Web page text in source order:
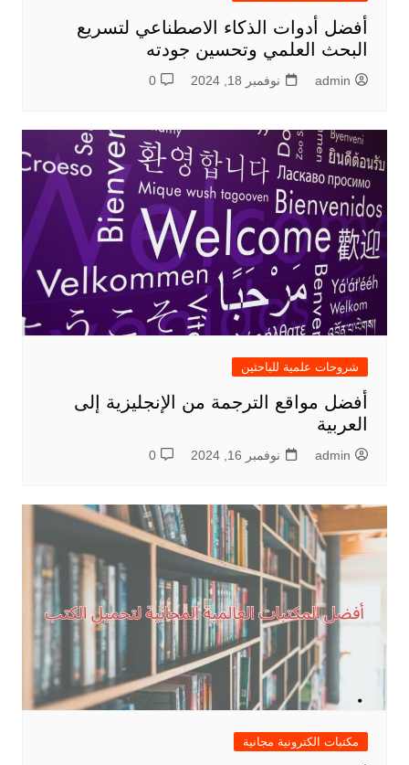
أفضل أدوات الذكاء الاصطناعي لتسريع
البحث العلمي وتحسين جودته
admin نوفمبر 18, 2024 0
شروحات علمية للباحثين
أفضل مواقع الترجمة من الإنجليزية إلى
العربية
admin نوفمبر 16, 2024 0
مكتبات الكترونية مجانية